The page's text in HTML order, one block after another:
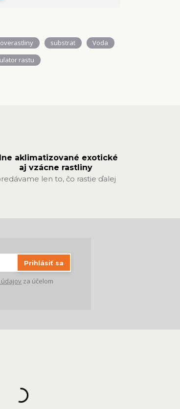
substrat
Voda
rastu
aklimatizované exotické
aj vzácne rastliny
len to, čo rastie ďalej
Prihlásiť sa
za účelom